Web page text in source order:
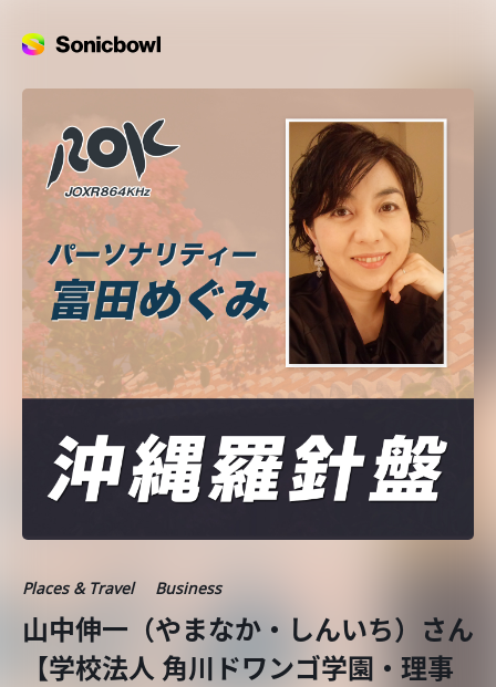
Places & Travel Business
山中伸一（やまなか・しんいち）さん
【学校法人 角川ドワンゴ学園・理事